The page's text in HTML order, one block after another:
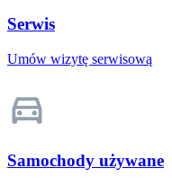
Serwis
Umów wizytę serwisową
Samochody używane